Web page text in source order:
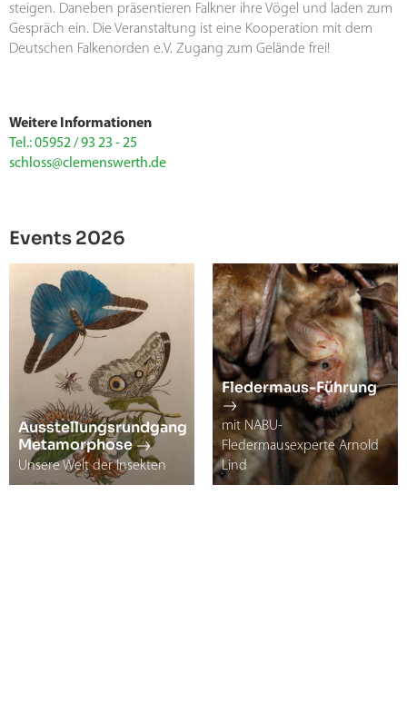
steigen. Daneben präsentieren Falkner ihre Vögel und laden zum
Gespräch ein. Die Veranstaltung ist eine Kooperation mit dem
Deutschen Falkenorden e.V. Zugang zum Gelände frei!
Weitere Informationen
Tel.: 05952 / 93 23 - 25
schloss@clemenswerth.de
Events 2026
Ausstellungsrundgang
Metamorphose
Unsere Welt der Insekten
Fledermaus-Führung
mit NABU-
Fledermausexperte Arnold
Lind